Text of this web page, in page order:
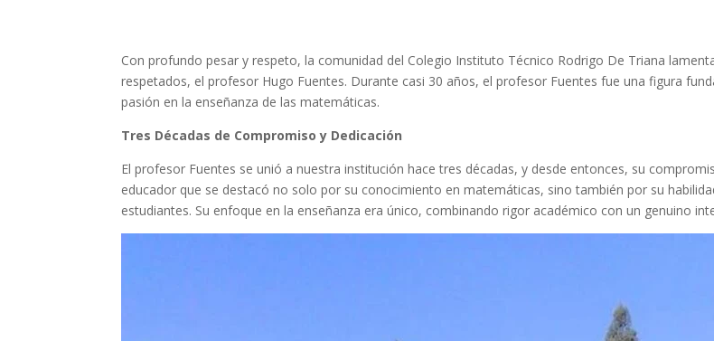
Con profundo pesar y respeto, la comunidad del Colegio Instituto Técnico Rodrigo De Triana
respetados, el profesor Hugo Fuentes. Durante casi 30 años, el profesor Fuentes fue una figura
pasión en la enseñanza de las matemáticas.
Tres Décadas de Compromiso y Dedicación
El profesor Fuentes se unió a nuestra institución hace tres décadas, y desde entonces, su
educador que se destacó no solo por su conocimiento en matemáticas, sino también por su
estudiantes. Su enfoque en la enseñanza era único, combinando rigor académico con un genuino